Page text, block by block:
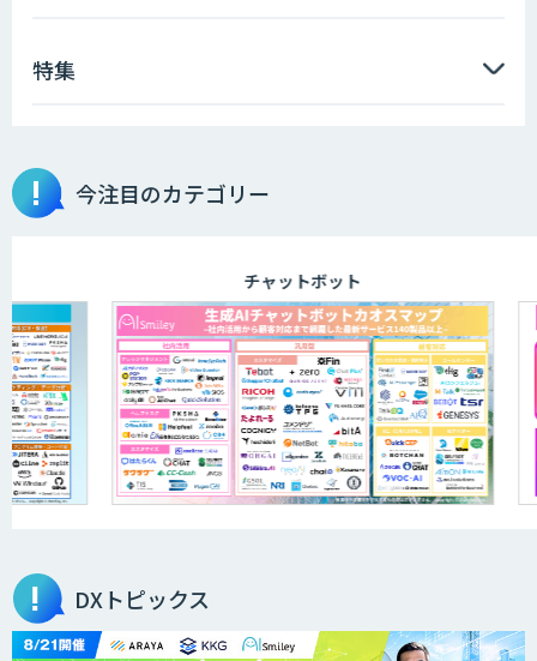
特集
今注目のカテゴリー
チャットボット
DXトピックス